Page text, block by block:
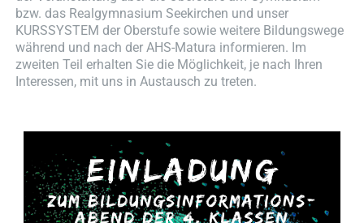
bzw. das Realgymnasium Seekirchen und unser
KURSSYSTEM der Oberstufe sowie weitere Bildungswege
während und nach der AHS-Matura informieren. Im
zweiten Teil erhalten Sie die Möglichkeit, je nach Ihren
Interessen, mit uns in Austausch zu treten.